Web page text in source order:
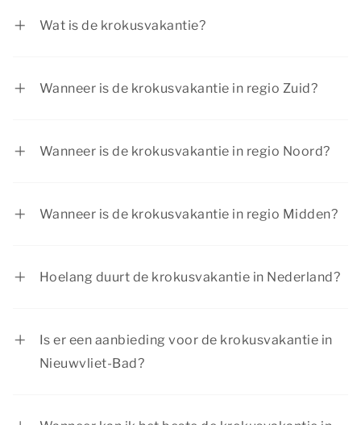
Wat is de krokusvakantie?
Wanneer is de krokusvakantie in regio Zuid?
Wanneer is de krokusvakantie in regio Noord?
Wanneer is de krokusvakantie in regio Midden?
Hoelang duurt de krokusvakantie in Nederland?
Is er een aanbieding voor de krokusvakantie in
Nieuwvliet-Bad?